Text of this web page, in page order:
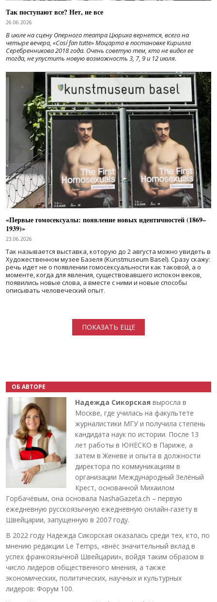
Так поступают все? Нет, не все
26.06.2026
В июле на сцену Оперного театра Цюриха вернется, всего на
четыре вечера, «Cosí fan tutte» Моцарта в постановке Кирилла
Серебренникова 2018 года. Очень советую тем, кто не видел ее
тогда, не упустить новую возможность 3, 7, 9 и 12 июля.
«Первые гомосексуалы: появление новых идентичностей (1869–
1939)»
23.06.2026
Так называется выставка, которую до 2 августа можно увидеть в
Художественном музее Базеля (Kunstmuseum Basel). Сразу скажу:
речь идет не о появлении гомосексуальности как таковой, а о
моменте, когда для явления, существовавшего испокон веков,
появились новые слова, а вместе с ними и новые способы
описывать человеческий опыт.
ПОКАЗАТЬ ЕЩЕ
ОБ АВТОРЕ
Надежда Сикорская выросла в
Москве, где училась на факультете
журналистики МГУ и получила степень
кандидата наук по истории. После 13
лет работы в ЮНЕСКО в Париже, а
затем в Женеве и опыта в должности
директора по коммуникациям в
организации Международный Зелёный
Крест, основанной Михаилом
Горбачёвым, она основала NashaGazeta.ch – первую
ежедневную русскоязычную ежедневную онлайн-газету в
Швейцарии, запущенную в 2007 году.
В 2022 году Надежда Сикорская оказалась среди тех, кто, по
мнению редакции Le Temps, «внёс значительный вклад в
успех франкоязычной Швейцарии», войдя таким образом в
число лидеров общественного мнения, а также
экономических, политических, научных и культурных
лидеров: Форум 100.